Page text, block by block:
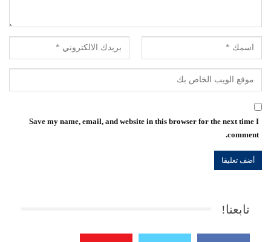
Save my name, email, and website in this browser for the next time I
comment.
تابعنا!